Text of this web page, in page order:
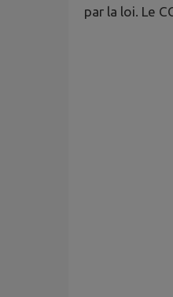
par la loi. Le